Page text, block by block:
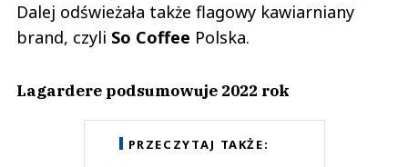
Dalej odświeżała także flagowy kawiarniany
brand, czyli So Coffee Polska.
Lagardere podsumowuje 2022 rok
PRZECZYTAJ TAKŻE: